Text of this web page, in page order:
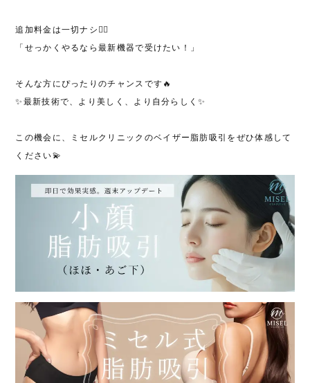
追加料金は一切ナシ🙅‍♀️
「せっかくやるなら最新機器で受けたい！」
そんな方にぴったりのチャンスです🔥
✨最新技術で、より美しく、より自分らしく✨
この機会に、ミセルクリニックのベイザー脂肪吸引 をぜひ体感して
ください💫